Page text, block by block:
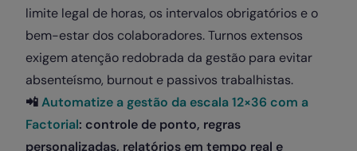
limite legal de horas, os intervalos obrigatórios e o
bem-estar dos colaboradores. Turnos extensos
exigem atenção redobrada da gestão para evitar
absenteísmo, burnout e passivos trabalhistas.
📲Automatize a gestão da escala 12×36 com a
Factorial: controle de ponto, regras
personalizadas, relatórios em tempo real e